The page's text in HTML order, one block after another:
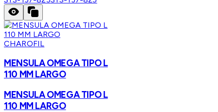
CHAROFIL
MENSULA OMEGA TIPO L
110 MM LARGO
MENSULA OMEGA TIPO L
110 MM LARGO